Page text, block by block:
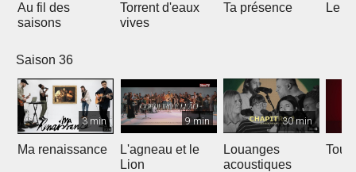
Au fil des
saisons
Torrent d'eaux
vives
Ta présence Le
Saison 36
3 min
Ma renaissance
9 min
L'agneau et le
Lion
30 min
Louanges
acoustiques
Tout